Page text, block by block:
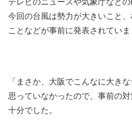
今回の台風は勢力が大きいこと
ことなどが事前に発表されていま
「まさか、大阪でこんなに大き
思っていなかったので、事前の
十分でした。